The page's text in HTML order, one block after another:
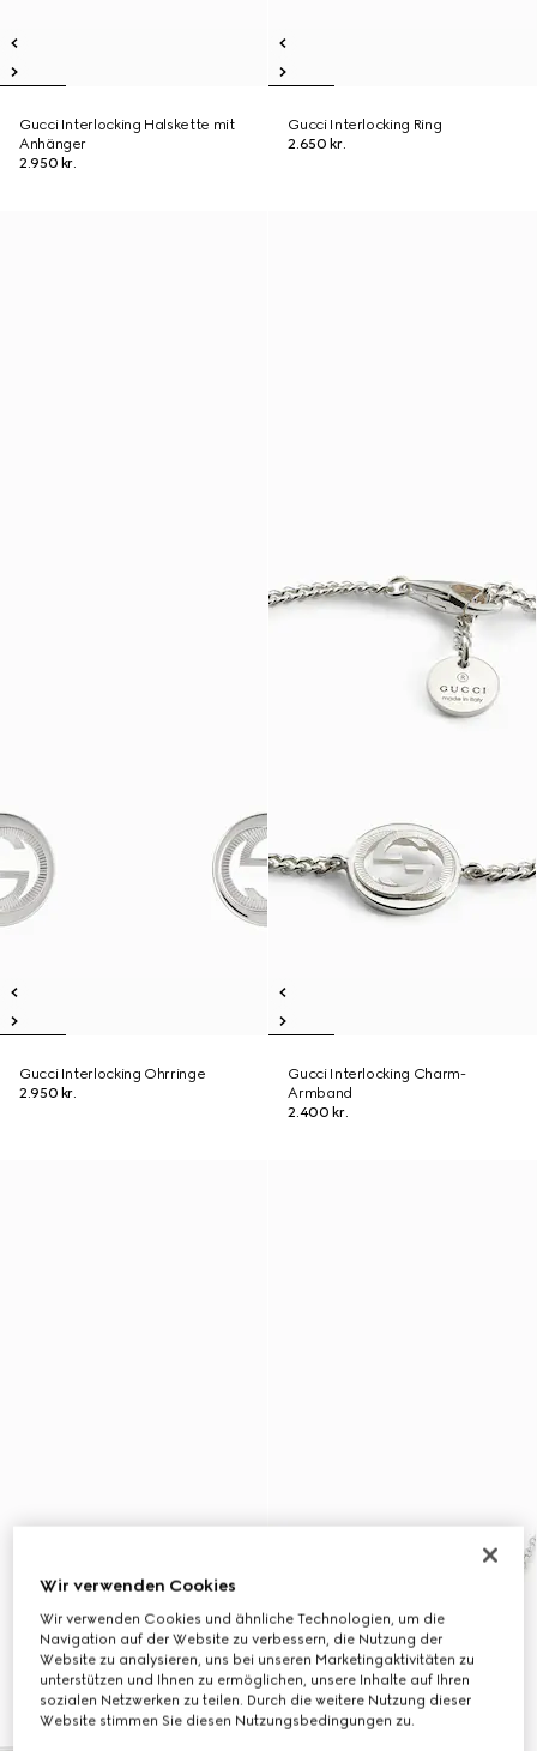
Gucci Interlocking Halskette mit
Anhänger
2.950 kr.
Gucci Interlocking Ring
2.650 kr.
Gucci Interlocking Ohrringe
2.950 kr.
Gucci Interlocking Charm-
Armband
2.400 kr.
Wir verwenden Cookies
Wir verwenden Cookies und ähnliche Technologien, um die
Navigation auf der Website zu verbessern, die Nutzung der
Website zu analysieren, uns bei unseren Marketingaktivitäten zu
unterstützen und Ihnen zu ermöglichen, unsere Inhalte auf Ihren
sozialen Netzwerken zu teilen. Durch die weitere Nutzung dieser
Website stimmen Sie diesen Nutzungsbedingungen zu.